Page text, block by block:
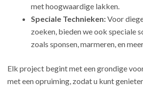
met hoogwaardige lakken.
Speciale Technieken:Voor
zoeken, bieden we ook speciale
zoals sponsen, marmeren, en
Elk project begint met een grondige
met een opruiming, zodat u kunt